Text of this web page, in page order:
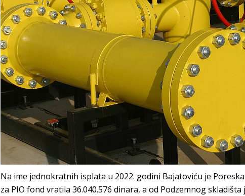
Na ime jednokratnih isplata u 2022. godini Bajatoviću je
za PIO fond vratila 36.040.576 dinara, a od Podzemnog